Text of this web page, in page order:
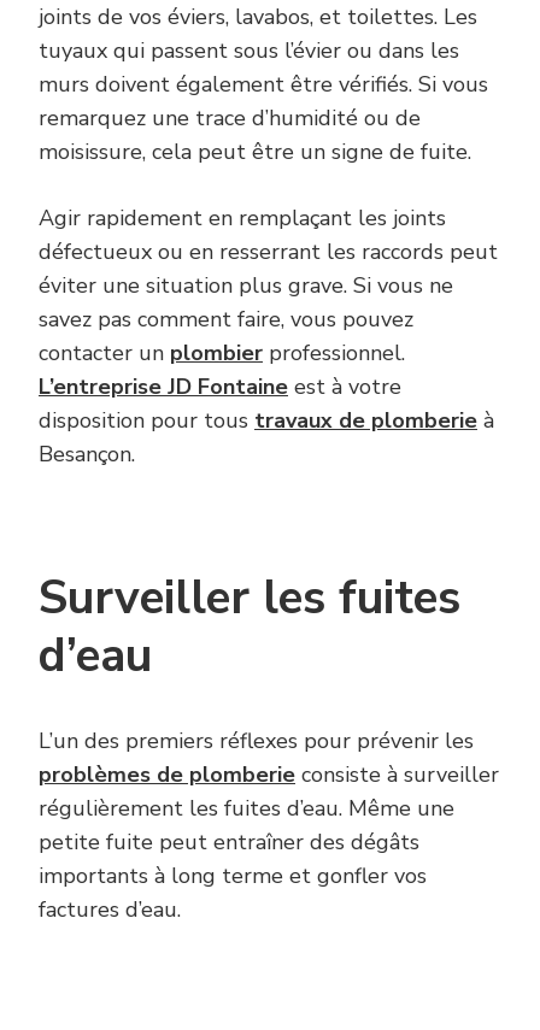
joints de vos éviers, lavabos, et toilettes. Les
tuyaux qui passent sous l’évier ou dans les
murs doivent également être vérifiés. Si vous
remarquez une trace d’humidité ou de
moisissure, cela peut être un signe de fuite.
Agir rapidement en remplaçant les joints
défectueux ou en resserrant les raccords peut
éviter une situation plus grave. Si vous ne
savez pas comment faire, vous pouvez
contacter un plombier professionnel.
L’entreprise JD Fontaine est à votre
disposition pour tous travaux de plomberie à
Besançon.
Surveiller les fuites
d’eau
L’un des premiers réflexes pour prévenir les
problèmes de plomberie consiste à surveiller
régulièrement les fuites d’eau. Même une
petite fuite peut entraîner des dégâts
importants à long terme et gonfler vos
factures d’eau.